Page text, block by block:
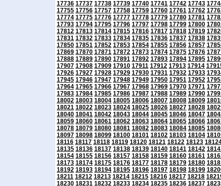
17736 17737 17738 17739 17740 17741 17742 17743
17755 17756 17757 17758 17759 17760 17761 17762
17774 17775 17776 17777 17778 17779 17780 17781
17793 17794 17795 17796 17797 17798 17799 17800
17812 17813 17814 17815 17816 17817 17818 17819
17831 17832 17833 17834 17835 17836 17837 17838
17850 17851 17852 17853 17854 17855 17856 17857
17869 17870 17871 17872 17873 17874 17875 17876
17888 17889 17890 17891 17892 17893 17894 17895
17907 17908 17909 17910 17911 17912 17913 17914
17926 17927 17928 17929 17930 17931 17932 17933
17945 17946 17947 17948 17949 17950 17951 17952
17964 17965 17966 17967 17968 17969 17970 17971
17983 17984 17985 17986 17987 17988 17989 17990
18002 18003 18004 18005 18006 18007 18008 18009
18021 18022 18023 18024 18025 18026 18027 18028
18040 18041 18042 18043 18044 18045 18046 18047
18059 18060 18061 18062 18063 18064 18065 18066
18078 18079 18080 18081 18082 18083 18084 18085
18097 18098 18099 18100 18101 18102 18103 18104
18116 18117 18118 18119 18120 18121 18122 18123
18135 18136 18137 18138 18139 18140 18141 18142
18154 18155 18156 18157 18158 18159 18160 18161
18173 18174 18175 18176 18177 18178 18179 18180
18192 18193 18194 18195 18196 18197 18198 18199
18211 18212 18213 18214 18215 18216 18217 18218
18230 18231 18232 18233 18234 18235 18236 18237